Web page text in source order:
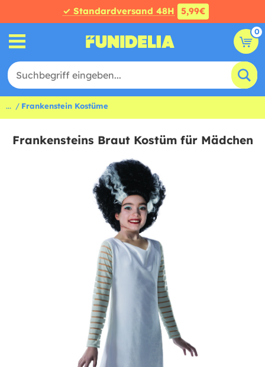
✓ Standardversand 48H 5,99€
0
... Frankenstein Kostüme
Frankensteins Braut Kostüm für Mädchen